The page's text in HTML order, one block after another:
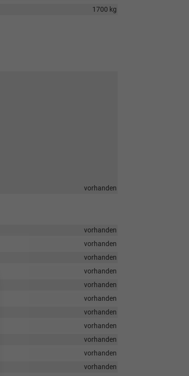
1700 kg
vorhanden
vorhanden
vorhanden
vorhanden
vorhanden
vorhanden
vorhanden
vorhanden
vorhanden
vorhanden
vorhanden
vorhanden